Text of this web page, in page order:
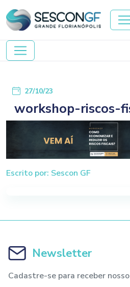
27/10/23
workshop-riscos-
Escrito por: Sescon GF
Newsletter
Cadastre-se para receber